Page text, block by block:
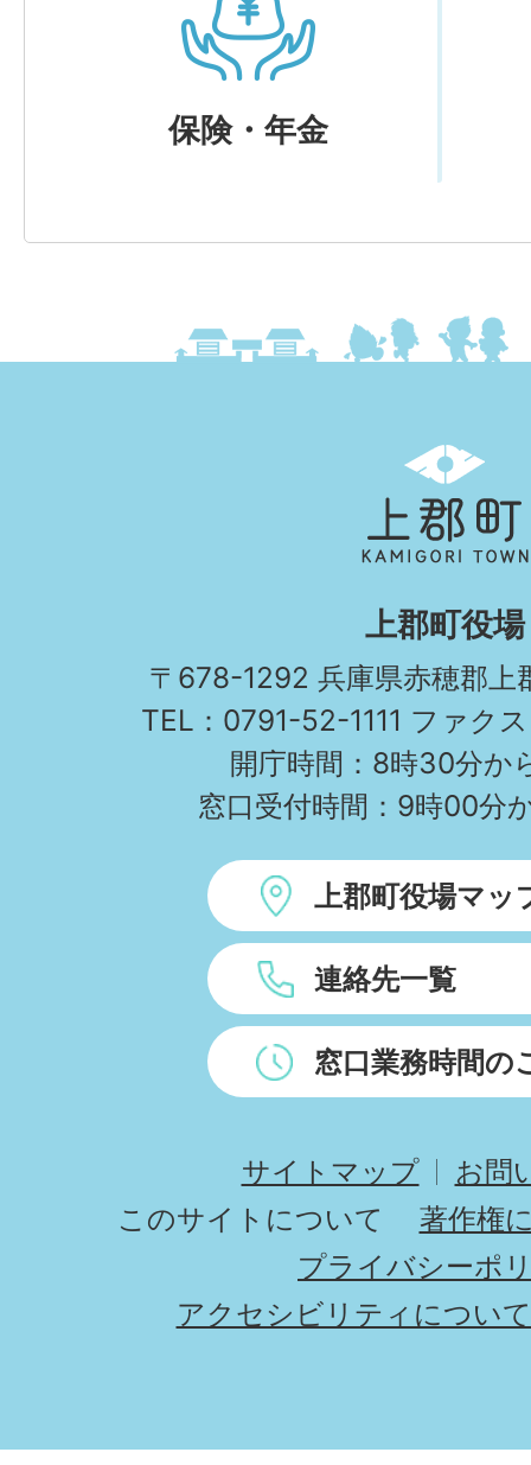
保険・年金
郡
町
KAMIGORI
TOWN
上郡町役場
〒678-1292 兵庫県赤穂郡上
TEL：0791-52-1111 ファク
開庁時間：8時30分か
窓口受付時間：9時00分
上郡町役場マッ
連絡先一覧
窓口業務時間の
サイトマップ
お問
このサイトについて
著作権
プライバシーポ
アクセシビリティについて